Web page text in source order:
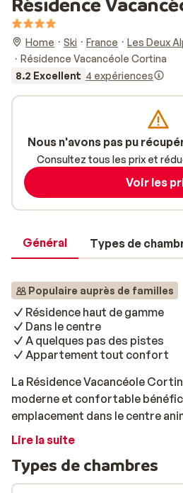
Home Ski France Les Deux
Résidence Vacancéole Cortina
8.2 Excellent 4 expériences
Général Types de
Populaire auprès de familles
Résidence haut de gamme
Dans le centre
A quelques pas des pistes
Appartement tout confort
La Résidence Vacancéole
moderne et confortable
emplacement dans le centre
quelques pas des pistes de ski.
résidence tout confort pour vos
au ski, vous êtes au bon
Lire la suite
Types de chambres
Nous n'avons pas pu
Consultez tous les prix et
Voir les